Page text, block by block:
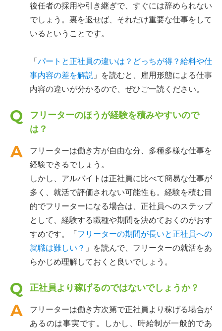
後任者の採用や引き継ぎで、すぐには辞められない
でしょう。裏を返せば、それだけ重要な仕事をして
いるということです。
「パートと正社員の違いは？どっちが得？給料や仕
事内容の差を解説 」を読むと、雇用形態による仕事
内容の違いが分かるので、ぜひご一読ください。
フリーターのほうが経験を積みやすいので
は？
フリーターは働き方が自由な分、多種多様な仕事を
経験できるでしょう。
しかし、アルバイトは正社員に比べて簡易な仕事が
多く、就活で評価されない可能性も。経験を積む目
的でフリーターになる場合は、正社員へのステップ
として、経験する職種や期間を決めておくのがおす
すめです。「フリーターの期間が長いと正社員への
就職は難しい？ 」を読んで、フリーターの就活をあ
らかじめ理解しておくと良いでしょう。
正社員より稼げるのではないでしょうか？
フリーターは働き方次第で正社員より稼げる場合が
あるのは事実です。しかし、時給制が一般的であ